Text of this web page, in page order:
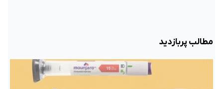
مطالب پربازدید